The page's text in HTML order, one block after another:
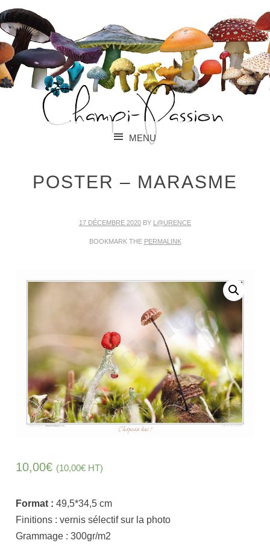
CHAMPI-PASSION
PARLONS CHAMPIGNONS !
MENU
POSTER – MARASME
17 DÉCEMBRE 2020 BY L@URENCE
BOOKMARK THE PERMALINK
10,00€ (10,00€ HT)
Format : 49,5*34,5 cm
Finitions :vernis sélectif sur la photo
Grammage :300gr/m2